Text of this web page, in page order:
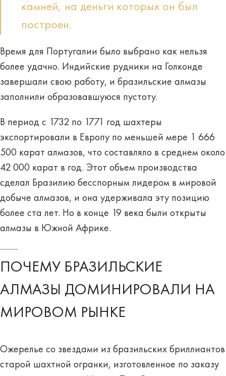
камней, на деньги которых он был
построен.
Время для Португалии было выбрано как нельзя
более удачно. Индийские рудники на Голконде
завершали свою работу, и бразильские алмазы
заполнили образовавшуюся пустоту.
В период с 1732 по 1771 год шахтеры
экспортировали в Европу по меньшей мере 1 666
500 карат алмазов, что составляло в среднем около
42 000 карат в год. Этот объем производства
сделал Бразилию бесспорным лидером в мировой
добыче алмазов, и она удерживала эту позицию
более ста лет. Но в конце 19 века были открыты
алмазы в Южной Африке.
ПОЧЕМУ БРАЗИЛЬСКИЕ
АЛМАЗЫ ДОМИНИРОВАЛИ НА
МИРОВОМ РЫНКЕ
Ожерелье со звездами из бразильских бриллиантов
старой шахтной огранки, изготовленное по заказу